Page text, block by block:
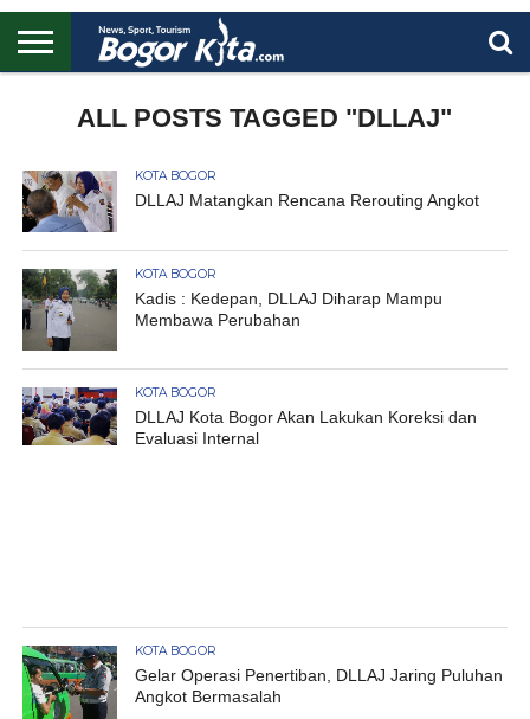
UTAMAALL POSTS TAGGED "DLLAJ"
KOTA BOGOR
DLLAJ Matangkan Rencana Rerouting Angkot
KOTA BOGOR
Kadis : Kedepan, DLLAJ Diharap Mampu
Membawa Perubahan
KOTA BOGOR
DLLAJ Kota Bogor Akan Lakukan Koreksi dan
Evaluasi Internal
KOTA BOGOR
Gelar Operasi Penertiban, DLLAJ Jaring Puluhan
Angkot Bermasalah